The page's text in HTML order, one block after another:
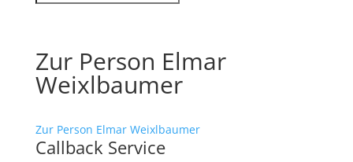
Zur Person Elmar
Weixlbaumer
Zur Person Elmar Weixlbaumer
Callback Service